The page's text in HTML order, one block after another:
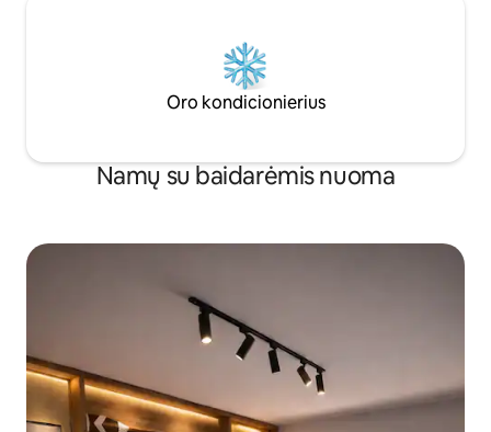
Oro kondicionierius
Namų su baidarėmis nuoma